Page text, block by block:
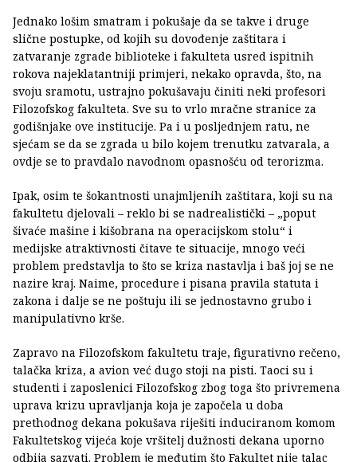
Jednako lošim smatram i pokušaje da se takve i druge
slične postupke, od kojih su dovođenje zaštitara i
zatvaranje zgrade biblioteke i fakulteta usred ispitnih
rokova najeklatantniji primjeri, nekako opravda, što, na
svoju sramotu, ustrajno pokušavaju činiti neki profesori
Filozofskog fakulteta. Sve su to vrlo mračne stranice za
godišnjake ove institucije. Pa i u posljednjem ratu, ne
sjećam se da se zgrada u bilo kojem trenutku zatvarala, a
ovdje se to pravdalo navodnom opasnošću od terorizma.
Ipak, osim te šokantnosti unajmljenih zaštitara, koji su na
fakultetu djelovali – reklo bi se nadrealistički – „poput
šivaće mašine i kišobrana na operacijskom stolu“ i
medijske atraktivnosti čitave te situacije, mnogo veći
problem predstavlja to što se kriza nastavlja i baš joj se ne
nazire kraj. Naime, procedure i pisana pravila statuta i
zakona i dalje se ne poštuju ili se jednostavno grubo i
manipulativno krše.
Zapravo na Filozofskom fakultetu traje, figurativno rečeno,
talačka kriza, a avion već dugo stoji na pisti. Taoci su i
studenti i zaposlenici Filozofskog zbog toga što privremena
uprava krizu upravljanja koja je započela u doba
prethodnog dekana pokušava riješiti induciranom komom
Fakultetskog vijeća koje vršitelj dužnosti dekana uporno
odbija sazvati. Problem je međutim što Fakultet nije talac